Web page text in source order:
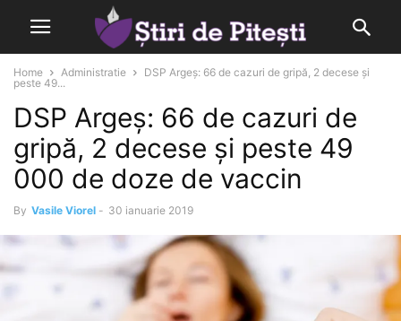
Home Administratie
DSP Argeș: 66 de cazuri de gripă, 2 decese și
peste 49...
DSP Argeș: 66 de cazuri de
gripă, 2 decese și peste 49
000 de doze de vaccin
By Vasile Viorel - 30 ianuarie 2019